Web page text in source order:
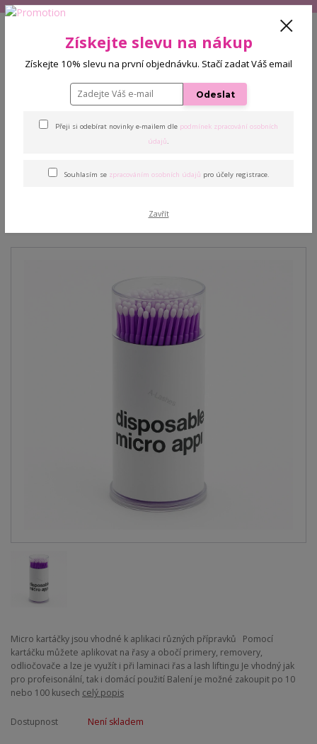
0 Kč
Pomůcky k prodlužování řas Micro kartáčky - 100 ks Mix barev
Micro kartáčky jsou vhodné k aplikaci různých přípravků Pomocí
kartáčku můžete aplikovat na řasy a obočí primery, removery,
odliočovače a lze je využít i při laminaci řas a lash liftingu Je vhodný jak
pro profeisonální, tak i domácí použití Balení je možné zakoupit po 10
nebo 100 kusech celý popis
Dostupnost Není skladem
Získejte slevu na nákup
Získejte 10% slevu na první objednávku. Stačí zadat Váš email
Odeslat
Přeji si odebírat novinky e-mailem dle podmínek zpracování osobních
údajů.
Souhlasím se zpracováním osobních údajů pro účely registrace.
Zavřít